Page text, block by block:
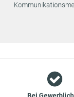
Einzelhandels für
liegt bei
Marken-